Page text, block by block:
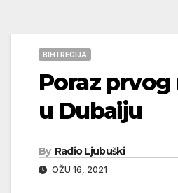
BIH I REGIJA
Poraz
u Dubaiju
By Radio Ljubuški
OŽU 16, 2021